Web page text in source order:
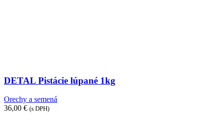
DETAL Pistácie lúpané 1kg
Orechy a semená
36,00 € (s DPH)